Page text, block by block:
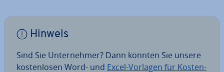
Hinweis
Sind Sie Un­ter­neh­mer? Dann könnten Sie unsere
kos­ten­lo­sen Word- und Excel-Vorlagen für Kos­ten­